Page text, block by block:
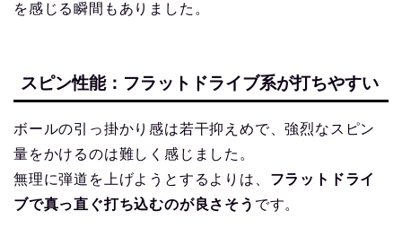
を感じる瞬間もありました。
スピン性能：フラットドライブ系が打ちやすい
ボールの引っ掛かり感は若干抑えめで、強烈なスピン
量をかけるのは難しく感じました。
無理に弾道を上げようとするよりは、 フラットドライ
ブで真っ直ぐ打ち込むのが良さそう です。